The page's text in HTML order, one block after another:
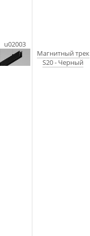
u02003
Магнитный трек
S20 - Черный